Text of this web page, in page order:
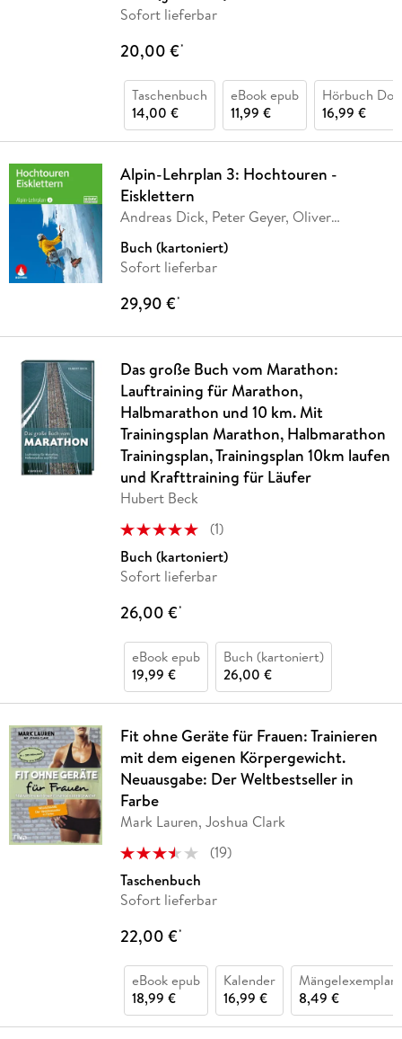
Sofort lieferbar
20,00 €*
Taschenbuch
14,00 €
eBook epub
11,99 €
Hörbuch
16,99 €
Alpin-Lehrplan 3: Hochtouren -
Eisklettern
Andreas Dick, Peter Geyer, Oliver
Buch (kartoniert)
Sofort lieferbar
29,90 €*
Das große Buch vom Marathon:
Lauftraining für Marathon,
Halbmarathon und 10 km. Mit
Trainingsplan Marathon, Halbmarathon
Trainingsplan, Trainingsplan 10km laufen
und Krafttraining für Läufer
Hubert Beck
(1)
Buch (kartoniert)
Sofort lieferbar
26,00 €*
eBook epub
19,99 €
Buch (kartoniert)
26,00 €
Fit ohne Geräte für Frauen: Trainieren
mit dem eigenen Körpergewicht.
Neuausgabe: Der Weltbestseller in
Farbe
Mark Lauren, Joshua Clark
(19)
Taschenbuch
Sofort lieferbar
22,00 €*
eBook epub
18,99 €
Kalender
16,99 €
Mängelexemplar
8,49 €